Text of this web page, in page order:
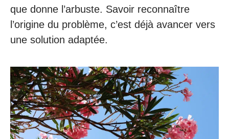
que donne l’arbuste. Savoir reconnaître
l’origine du problème, c’est déjà avancer vers
une solution adaptée.